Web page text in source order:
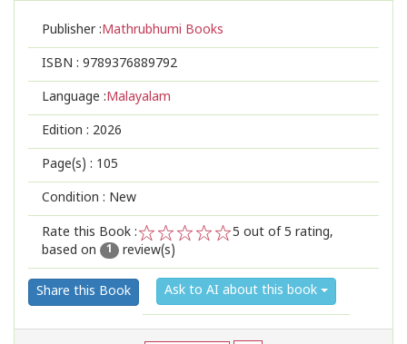
Publisher :Mathrubhumi Books
ISBN : 9789376889792
Language :Malayalam
Edition : 2026
Page(s) : 105
Condition : New
Rate this Book :
2
1
5 out of 5 rating,
based on
1 review(s)
Share this Book Ask to AI about this book